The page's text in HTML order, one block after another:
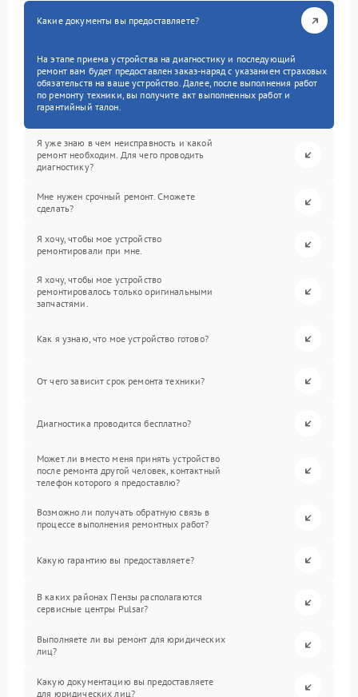
Какие документы вы предоставляете?
На этапе приема устройства на диагностику и последующий
ремонт вам будет предоставлен заказ-наряд с указанием страховых
обязательств на ваше устройство. Далее, после выполнения работ
по ремонту техники, вы получите акт выполненных работ и
гарантийный талон.
Я уже знаю в чем неисправность и какой
ремонт необходим. Для чего проводить
диагностику?
Мне нужен срочный ремонт. Сможете
сделать?
Я хочу, чтобы мое устройство
ремонтировали при мне.
Я хочу, чтобы мое устройство
ремонтировалось только оригинальными
запчастями.
Как я узнаю, что мое устройство готово?
От чего зависит срок ремонта техники?
Диагностика проводится бесплатно?
Может ли вместо меня принять устройство
после ремонта другой человек, контактный
телефон которого я предоставлю?
Возможно ли получать обратную связь в
процессе выполнения ремонтных работ?
Какую гарантию вы предоставляете?
В каких районах Пензы располагаются
сервисные центры Pulsar?
Выполняете ли вы ремонт для юридических
лиц?
Какую документацию вы предоставляете
для юридических лиц?